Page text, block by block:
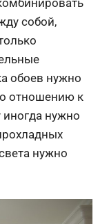
собой,
обоев нужно
отношению к
нужно
нужно